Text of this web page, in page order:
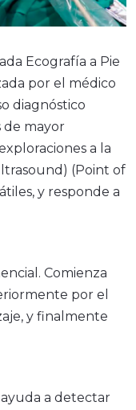
Ecografía a Pie
por el médico
diagnóstico
de mayor
a la
(Point of
y responde a
Comienza
por el
y finalmente
a detectar